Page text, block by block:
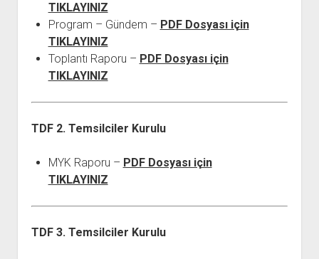
TIKLAYINIZ
Program – Gündem – PDF Dosyası için
TIKLAYINIZ
Toplantı Raporu – PDF Dosyası için
TIKLAYINIZ
TDF 2. Temsilciler Kurulu
MYK Raporu – PDF Dosyası için
TIKLAYINIZ
TDF 3. Temsilciler Kurulu